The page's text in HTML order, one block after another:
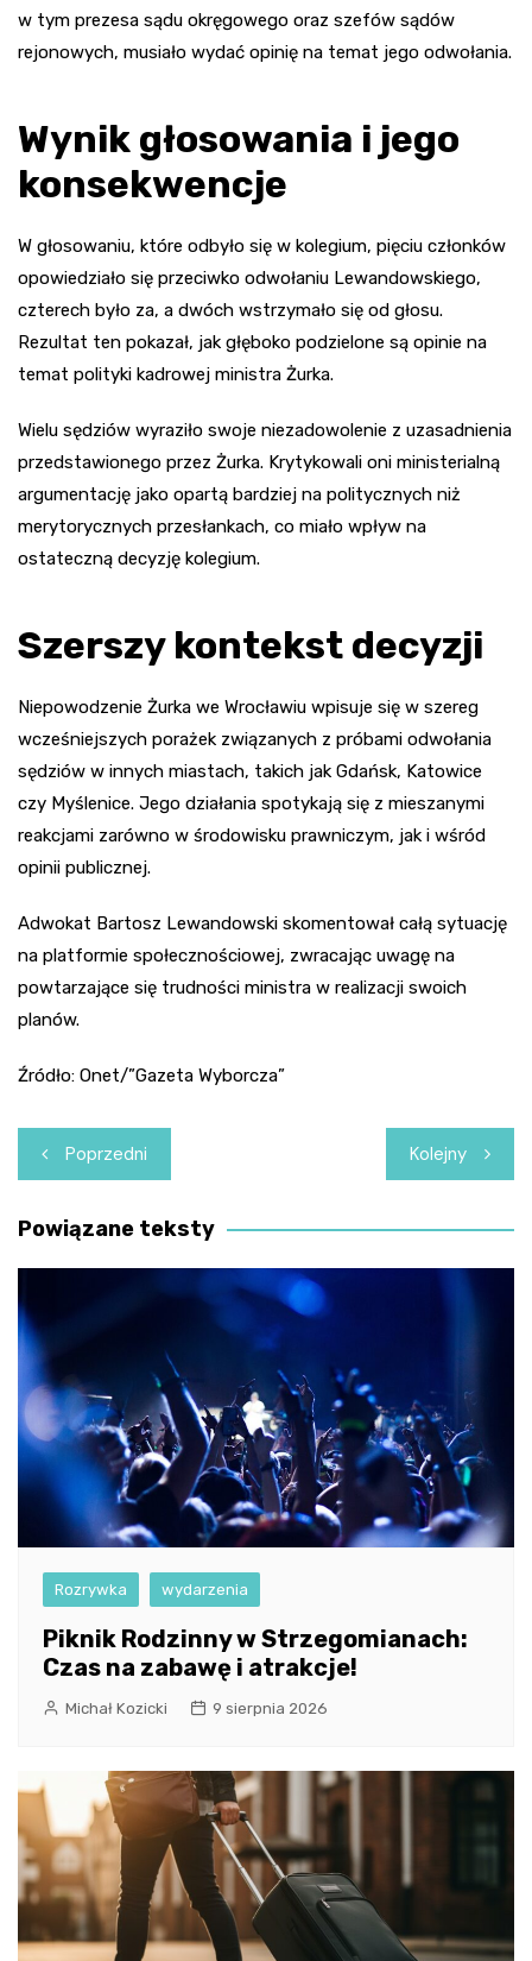
w tym prezesa sądu okręgowego oraz szefów sądów
rejonowych, musiało wydać opinię na temat jego odwołania.
Wynik głosowania i jego
konsekwencje
W głosowaniu, które odbyło się w kolegium, pięciu członków
opowiedziało się przeciwko odwołaniu Lewandowskiego,
czterech było za, a dwóch wstrzymało się od głosu.
Rezultat ten pokazał, jak głęboko podzielone są opinie na
temat polityki kadrowej ministra Żurka.
Wielu sędziów wyraziło swoje niezadowolenie z uzasadnienia
przedstawionego przez Żurka. Krytykowali oni ministerialną
argumentację jako opartą bardziej na politycznych niż
merytorycznych przesłankach, co miało wpływ na
ostateczną decyzję kolegium.
Szerszy kontekst decyzji
Niepowodzenie Żurka we Wrocławiu wpisuje się w szereg
wcześniejszych porażek związanych z próbami odwołania
sędziów w innych miastach, takich jak Gdańsk, Katowice
czy Myślenice. Jego działania spotykają się z mieszanymi
reakcjami zarówno w środowisku prawniczym, jak i wśród
opinii publicznej.
Adwokat Bartosz Lewandowski skomentował całą sytuację
na platformie społecznościowej, zwracając uwagę na
powtarzające się trudności ministra w realizacji swoich
planów.
Źródło: Onet/”Gazeta Wyborcza”
Nawigacja
wpisu
Poprzedni Kolejny
Powiązane teksty
Rozrywka wydarzenia
Piknik Rodzinny w Strzegomianach:
Czas na zabawę i atrakcje!
Michał Kozicki 9 sierpnia 2026